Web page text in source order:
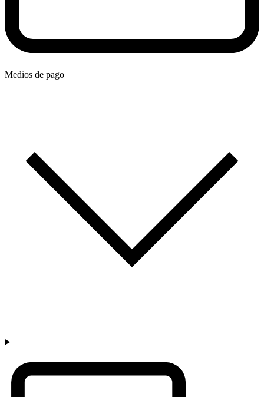
Medios de pago